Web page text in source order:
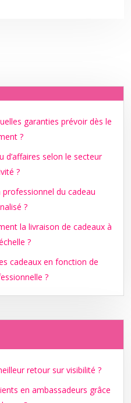
garanties prévoir dès le
?
d’affaires selon le secteur
?
du cadeau
?
la livraison de cadeaux à
?
cadeaux en fonction de
?
retour sur visibilité ?
en ambassadeurs grâce